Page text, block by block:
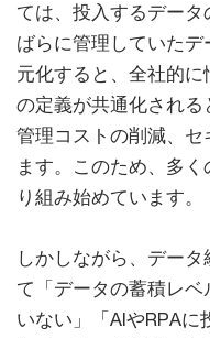
ては、投入するデー
ばらに管理していた
元化すると、全社的
の定義が共通化され
管理コストの削減、セ
ます。このため、多
り組み始めています。
しかしながら、デー
て「データの蓄積レ
いない」「AIやRPAに